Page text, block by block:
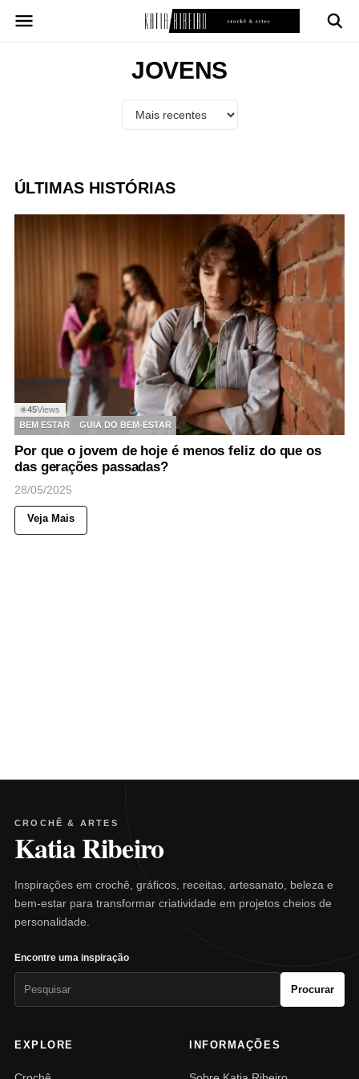
para
JOVENS
ÚLTIMAS HISTÓRIAS
◉45Views
BEM ESTAR
GUIA DO BEM-ESTAR
Por que o jovem de hoje é menos feliz do que os
das gerações passadas?
28/05/2025
Veja Mais
CROCHÊ & ARTES
Katia Ribeiro
Inspirações em crochê, gráficos, receitas, artesanato, beleza e
bem-estar para transformar criatividade em projetos cheios de
personalidade.
Encontre uma inspiração
Procurar
EXPLORE INFORMAÇÕES